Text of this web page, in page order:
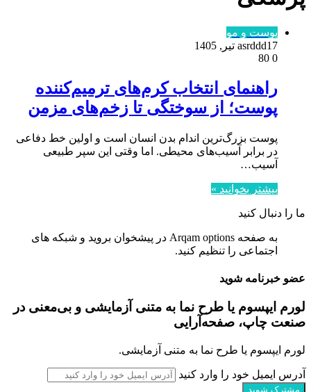
پوست و مو
asrddd17 تیر, 1405
0
راهنمای انتخاب کرم‌های ترمیم‌کننده
پوست؛ از سوختگی تا زخم‌های مزمن
پوست بزرگ‌ترین اندام بدن انسان است و اولین خط دفاعی
در برابر آسیب‌های محیطی. اما وقتی این سپر طبیعی
آسیب…
بیشتر بخوانید »
ما را دنبال کنید
به صفحه Arqam options در پیشخوان بروید و شبکه های
اجتماعی را تنظیم کنید.
عضو خبرنامه شوید
لورم ایپسوم یا طرح‌ نما به متنی آزمایشی و بی‌معنی در
صنعت چاپ، صفحه‌آرایی
لورم ایپسوم یا طرح‌ نما به متنی آزمایشی.
آدرس ایمیل خود را وارد کنید